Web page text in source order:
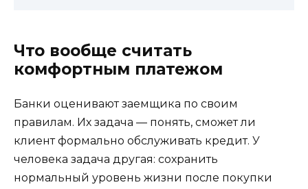
Что вообще считать
комфортным платежом
Банки оценивают заемщика по своим
правилам. Их задача — понять, сможет ли
клиент формально обслуживать кредит. У
человека задача другая: сохранить
нормальный уровень жизни после покупки